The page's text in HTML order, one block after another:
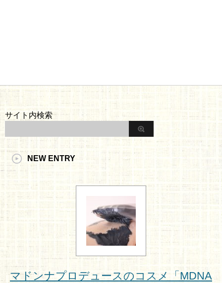
サイト内検索
NEW ENTRY
マドンナプロデュースのコスメ「MDNA